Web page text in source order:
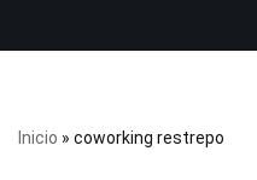
Inicio » coworking restrepo